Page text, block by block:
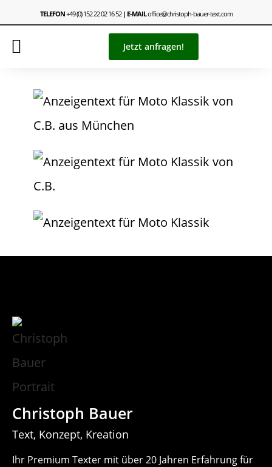
TELEFON+49 (0) 152 22 02 16 52| E-MAILoffice@christoph-bauer-text.com
Jetzt anfragen!
Christoph Bauer
Text, Konzept, Kreation
Ihr Premium Texter mit über 20 Jahren Erfahrung für